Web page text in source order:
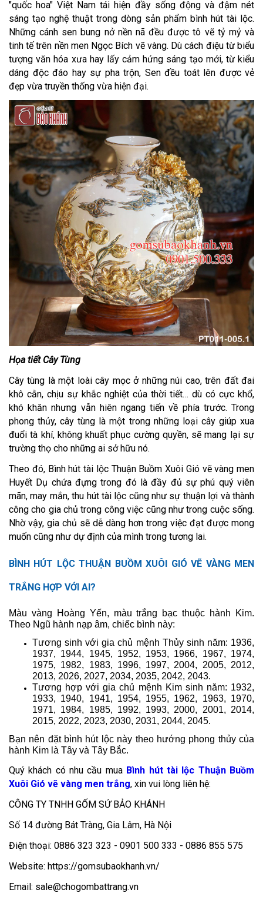
"quốc hoa" Việt Nam tái hiện đầy sống động và đậm nét
sáng tạo nghệ thuật trong dòng sản phẩm bình hút tài lộc.
Những cánh sen bung nở nền nã đều được tô vẽ tỷ mỷ và
tinh tế trên nền men Ngọc Bích vẽ vàng. Dù cách điệu từ biểu
tượng văn hóa xưa hay lấy cảm hứng sáng tạo mới, từ kiểu
dáng độc đáo hay sự pha trộn, Sen đều toát lên được vẻ
đẹp vừa truyền thống vừa hiện đại.
Họa tiết Cây Tùng
Cây tùng là một loài cây mọc ở những núi cao, trên đất đai
khô cằn, chịu sự khắc nghiệt của thời tiết… dù có cực khổ,
khó khăn nhưng vẫn hiên ngang tiến về phía trước. Trong
phong thủy, cây tùng là một trong những loại cây giúp xua
đuổi tà khí, không khuất phục cường quyền, sẽ mang lại sự
trường thọ cho những ai sở hữu nó.
Theo đó, Bình hút tài lộc Thuận Buồm Xuôi Gió vẽ vàng men
Huyết Dụ chứa đựng trong đó là đầy đủ sự phú quý viên
mãn, may mắn, thu hút tài lộc cũng như sự thuận lợi và thành
công cho gia chủ trong công việc cũng như trong cuộc sống.
Nhờ vậy, gia chủ sẽ dễ dàng hơn trong việc đạt được mong
muốn cũng như dự định của mình trong tương lai.
BÌNH HÚT LỘC THUẬN BUỒM XUÔI GIÓ VẼ VÀNG MEN
TRẮNG HỢP VỚI AI?
Màu vàng Hoàng Yến, màu trắng bạc thuộc hành Kim.
Theo Ngũ hành nạp âm, chiếc bình này:
Tương sinh với gia chủ mệnh Thủy sinh năm: 1936,
1937, 1944, 1945, 1952, 1953, 1966, 1967, 1974,
1975, 1982, 1983, 1996, 1997, 2004, 2005, 2012,
2013, 2026, 2027, 2034, 2035, 2042, 2043.
Tương hợp với gia chủ mệnh Kim sinh năm: 1932,
1933, 1940, 1941, 1954, 1955, 1962, 1963, 1970,
1971, 1984, 1985, 1992, 1993, 2000, 2001, 2014,
2015, 2022, 2023, 2030, 2031, 2044, 2045.
Bạn nên đặt bình hút lộc này theo hướng phong thủy của
hành Kim là Tây và Tây Bắc.
Quý khách có nhu cầu mua Bình hút tài lộc Thuận Buồm
Xuôi Gió vẽ vàng men trắng, xin vui lòng liên hệ:
CÔNG TY TNHH GỐM SỨ BẢO KHÁNH
Số 14 đường Bát Tràng, Gia Lâm, Hà Nội
Điện thoại: 0886 323 323 - 0901 500 333 - 0886 855 575
Website: https://gomsubaokhanh.vn/
Email: sale@chogombattrang.vn